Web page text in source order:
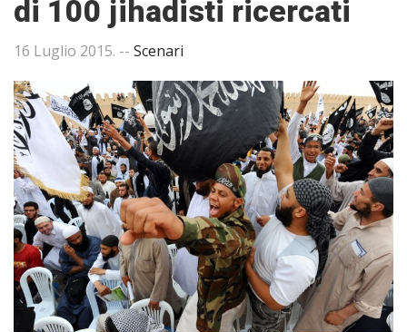
di 100 jihadisti ricercati
16 Luglio 2015. -- Scenari